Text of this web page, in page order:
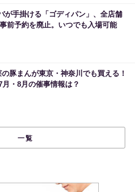
が手掛ける「ゴディパン」、全店舗
前予約を廃止。いつでも入場可能
の豚まんが東京・神奈川でも買える！
月・8月の催事情報は？
一覧